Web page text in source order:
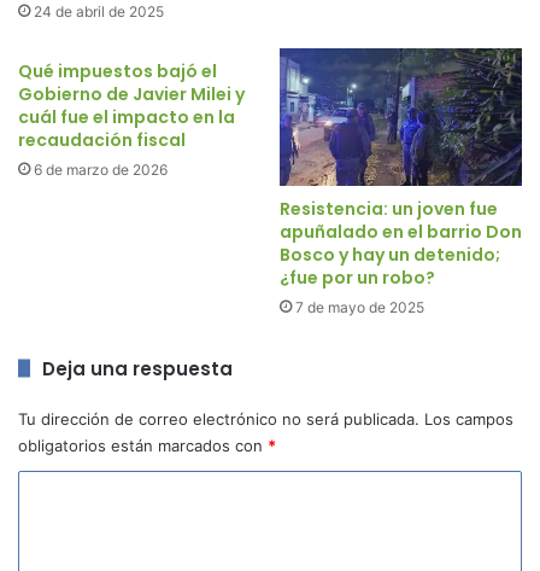
24 de abril de 2025
Qué impuestos bajó el
Gobierno de Javier Milei y
cuál fue el impacto en la
recaudación fiscal
6 de marzo de 2026
Resistencia: un joven fue
apuñalado en el barrio Don
Bosco y hay un detenido;
¿fue por un robo?
7 de mayo de 2025
Deja una respuesta
Tu dirección de correo electrónico no será publicada. Los campos
obligatorios están marcados con *